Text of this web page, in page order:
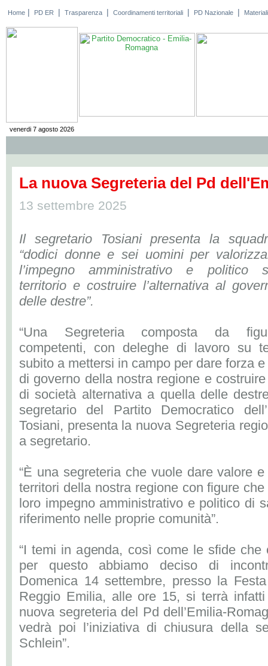
Home | PD ER | Trasparenza | Coordinamenti territoriali | PD Nazionale | Materiali
venerdi 7 agosto 2026
La nuova Segreteria del Pd
13 settembre 2025
Il segretario Tosiani presenta la
“dodici donne e sei uomini per
l’impegno amministrativo e politico
territorio e costruire l’alternativa al
delle destre”.
“Una Segreteria composta da
competenti, con deleghe di lavoro su
subito a mettersi in campo per dare forza
di governo della nostra regione e
di società alternativa a quella delle
segretario del Partito Democratico
Tosiani, presenta la nuova Segreteria
a segretario.
“È una segreteria che vuole dare valore
territori della nostra regione con figure
loro impegno amministrativo e politico di
riferimento nelle proprie comunità”.
“I temi in agenda, così come le sfide che
per questo abbiamo deciso di
Domenica 14 settembre, presso la
Reggio Emilia, alle ore 15, si terrà
nuova segreteria del Pd dell’Emilia-
vedrà poi l’iniziativa di chiusura della
Schlein”.